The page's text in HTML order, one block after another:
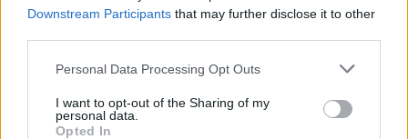
Downstream Participants that may further disclose it to other
Personal Data Processing Opt Outs
I want to opt-out of the Sharing of my
personal data.
Opted In